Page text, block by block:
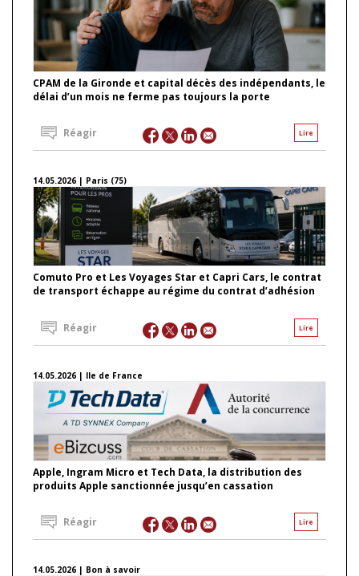
CPAM de la Gironde et capital décès des indépendants, le
délai d’un mois ne ferme pas toujours la porte
Lire
Réagir
14.05.2026 | Paris (75)
Comuto Pro et Les Voyages Star et Capri Cars, le contrat
de transport échappe au régime du contrat d’adhésion
Lire
Réagir
14.05.2026 | Ile de France
Apple, Ingram Micro et Tech Data, la distribution des
produits Apple sanctionnée jusqu’en cassation
Lire
Réagir
14.05.2026 | Bon à savoir